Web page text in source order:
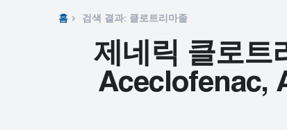
동
항
홈 검색 결과: 클로트리마졸
제네릭 클로트
Aceclofenac,